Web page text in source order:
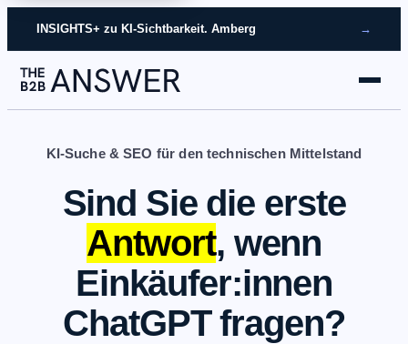
INSIGHTS+ zu KI-Sichtbarkeit. Amberg →
KI-Suche & SEO für den technischen Mittelstand
Sind Sie die erste
Antwort, wenn
Einkäufer:innen
ChatGPT fragen?